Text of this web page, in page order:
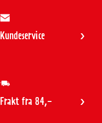
Kundeservice
Frakt fra 84,-